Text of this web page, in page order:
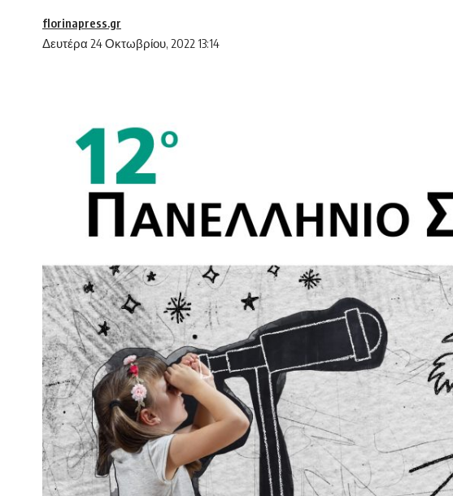
Δευτέρα 24 Οκτωβρίου, 2022 13:14
florinapress.gr